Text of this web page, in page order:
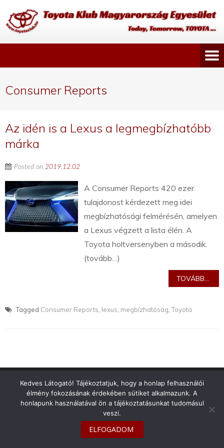
Consumer Reports
Az idén is a Lexus a legmegbízhatóbb
márka
Posted on 2019.12.02
A Consumer Reports 420 ezer
tulajdonost kérdezett meg idei
megbízhatósági felmérésén, amelyen
a Lexus végzett a lista élén. A
Toyota holtversenyben a második.
(tovább…)
TOVÁBB...
Tagged Consumer Reports lexus megbízhatóság ,Toyota
Copyright © 2026Toyota Klub Magyarország
Kedves Látogató! Tájékoztatjuk, hogy a honlap felhasználói
élmény fokozásának érdekében sütiket alkalmazunk. A
honlapunk használatával ön a tájékoztatásunkat tudomásul
veszi.
ELFOGADOM